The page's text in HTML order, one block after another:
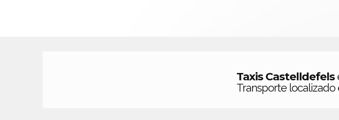
Taxis Castelldefels
Transporte localizado